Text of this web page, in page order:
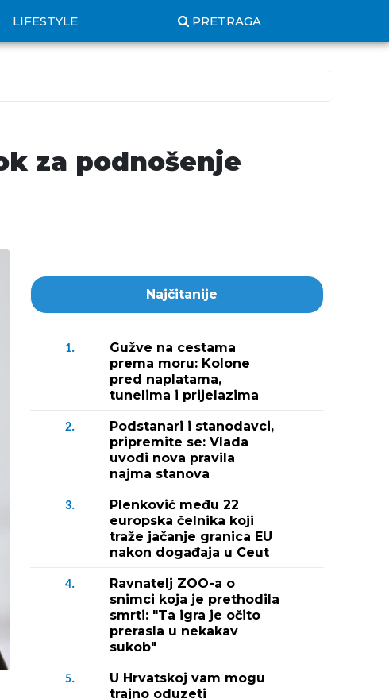
LIFESTYLE PRETRAGA
za podnošenje
Najčitanije
1.
Gužve na cestama
prema moru: Kolone
pred naplatama,
tunelima i prijelazima
2.
Podstanari i stanodavci,
pripremite se: Vlada
uvodi nova pravila
najma stanova
3.
Plenković među 22
europska čelnika koji
traže jačanje granica EU
nakon događaja u Ceut
4.
Ravnatelj ZOO-a o
snimci koja je prethodila
smrti: "Ta igra je očito
prerasla u nekakav
sukob"
5.
U Hrvatskoj vam mogu
trajno oduzeti